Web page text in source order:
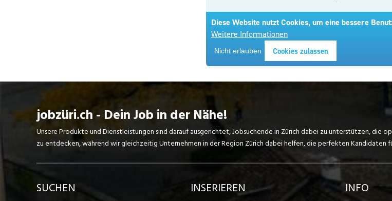
jobzüri.ch - Dein Job in der Nähe!
Unsere Produkte und Dienstleistungen sind darauf ausgerichtet, Jobsuchende in Zürich dabei zu unterstützen, die
zu entdecken, während wir gleichzeitig Unternehmen in der Region Zürich dabei helfen, die perfekten Kandidaten
SUCHEN INSERIEREN INFO